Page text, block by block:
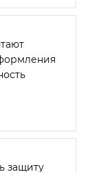
защиту